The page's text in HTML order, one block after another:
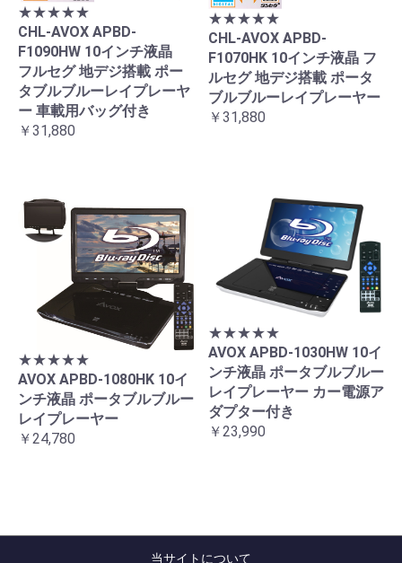
★★★★★
CHL-AVOX APBD-
F1090HW 10インチ液晶
フルセグ 地デジ搭載 ポー
タブルブルーレイプレーヤ
ー 車載用バッグ付き
￥31,880
★★★★★
CHL-AVOX APBD-
F1070HK 10インチ液晶 フ
ルセグ 地デジ搭載 ポータ
ブルブルーレイプレーヤー
￥31,880
★★★★★
AVOX APBD-1080HK 10イ
ンチ液晶 ポータブルブルー
レイプレーヤー
￥24,780
★★★★★
AVOX APBD-1030HW 10イ
ンチ液晶 ポータブルブルー
レイプレーヤー カー電源ア
ダプター付き
￥23,990
当サイトについて